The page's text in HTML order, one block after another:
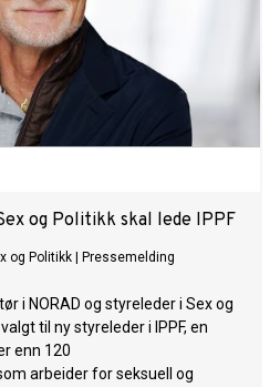
og Politikk skal lede IPPF
og Politikk Pressemelding
i NORAD og styreleder i Sex og
til ny styreleder i IPPF, en
enn 120
arbeider for seksuell og